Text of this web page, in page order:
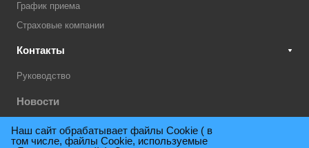
График приема
Страховые компании
Контакты
Руководство
Новости
Техническая поддержка
Наш сайт обрабатывает файлы Cookie ( в
том числе, файлы Cookie, используемые